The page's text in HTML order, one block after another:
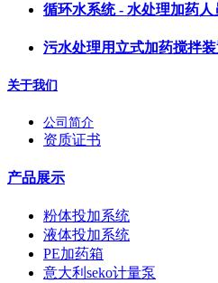
循环水系统 - 水处理加药人
污水处理用立式加药搅拌
关于我们
公司简介
资质证书
产品展示
粉体投加系统
液体投加系统
PE加药箱
意大利seko计量泵